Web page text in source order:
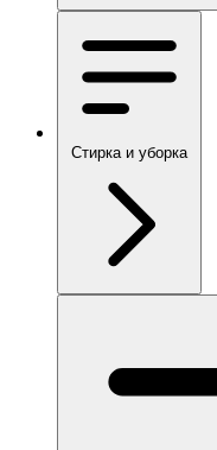
Стирка и уборка